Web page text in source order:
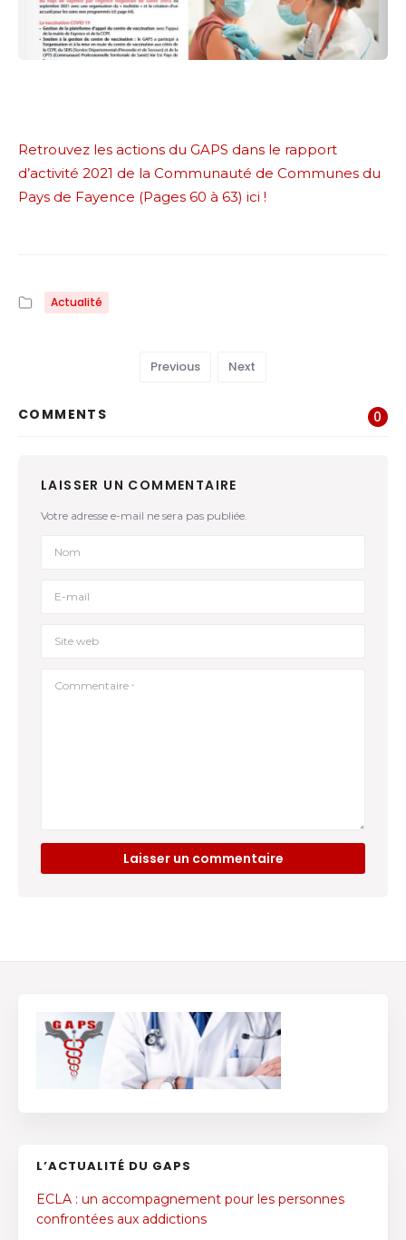
Retrouvez les actions du GAPS dans le rapport
d’activité 2021 de la Communauté de Communes du
Pays de Fayence (Pages 60 à 63) ici !
Actualité
Previous Next
COMMENTS 0
LAISSER UN COMMENTAIRE
Votre adresse e-mail ne sera pas publiée.
Nom
E-mail
Site web
Commentaire *
L’ACTUALITÉ DU GAPS
ECLA : un accompagnement pour les personnes
confrontées aux addictions